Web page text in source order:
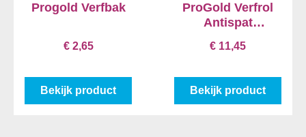
Progold Verfbak
€ 2,65
Bekijk product
ProGold Verfrol
Antispat
€ 11,45
Bekijk product